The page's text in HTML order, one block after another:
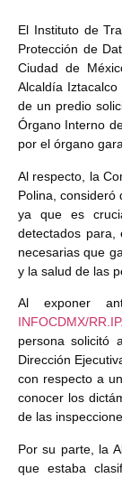
El Instituto de
Protección de
Ciudad de
Alcaldía
de un predio
Órgano Interno
por el órgano
Al respecto, la
Polina, consideró
ya que es
detectados para,
necesarias que
y la salud de las
Al exponer
INFOCDMX/
persona solicitó
Dirección
con respecto a
conocer los
de las
Por su parte, la
que estaba